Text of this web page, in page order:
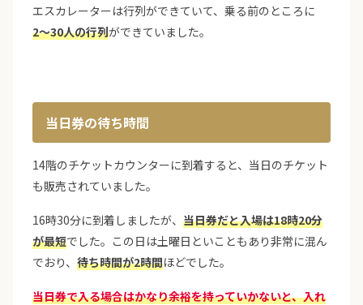
エスカレーターは行列ができていて、乗る前のところに
2〜30人の行列ができていました。
当日券の待ち時間
14階のチケットカウンターに到着すると、当日のチケット
も販売されていました。
16時30分に到着しましたが、 当日券だと入場は18時20分
が最短でした。この日は土曜日といこともあり非常に混ん
でおり、 待ち時間が2時間ほどでした。
当日券で入る場合はかなり余裕を持っていかないと、入れ